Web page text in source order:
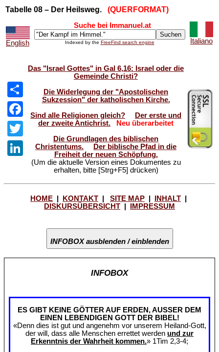
Tabelle 08 – Der Heilsweg. (QUERFORMAT)
English
Suche bei Immanuel.at
Indexed by the FreeFind search engine Italiano
Share
Facebook
Twitter
LinkedIn
Das "Israel Gottes" in Gal 6,16: Israel oder die
Gemeinde Christi?
Die Widerlegung der "Apostolischen
Sukzession" der katholischen Kirche.
Sind alle Religionen gleich?
Der erste und
der zweite Antichrist.
Neu überarbeitet
Die Grundlagen des biblischen
Christentums.
Der biblische Pfad in die
Freiheit der neuen Schöpfung.
(Um die aktuelle Version eines Dokumentes zu
erhalten, bitte [Strg+F5] drücken)
HOME KONTAKT SITE MAP INHALT
DISKURSÜBERSICHT
IMPRESSUM
INFOBOX ausblenden / einblenden
INFOBOX
ES GIBT KEINE GÖTTER AUF ERDEN, AUSSER DEM
EINEN LEBENDIGEN GOTT DER BIBEL!
«Denn dies ist gut und angenehm vor unserem Heiland-Gott,
der will, dass alle Menschen errettet werden und zur
Erkenntnis der Wahrheit kommen.» 1Tim 2,3-4;